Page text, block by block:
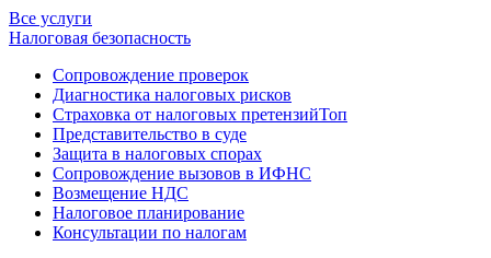
Все услуги
Налоговая безопасность
Сопровождение проверок
Диагностика налоговых рисков
Страховка от налоговых претензийТоп
Представительство в суде
Защита в налоговых спорах
Сопровождение вызовов в ИФНС
Возмещение НДС
Налоговое планирование
Консультации по налогам